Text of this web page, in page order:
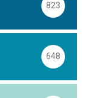
823
648